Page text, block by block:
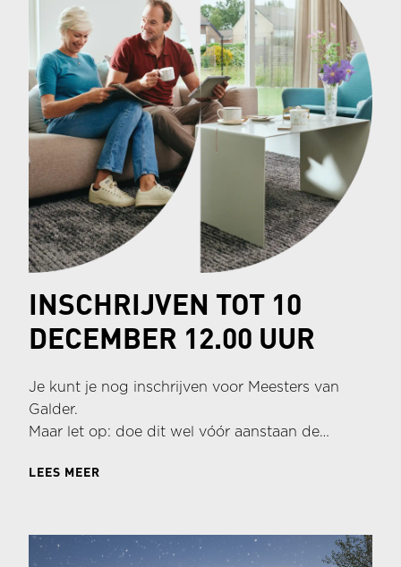
INSCHRIJVEN TOT 10
DECEMBER 12.00 UUR
Je kunt je nog inschrijven voor Meesters van
Galder.
Maar let op: doe dit wel vóór aanstaan de
inschrijving.
LEES MEER